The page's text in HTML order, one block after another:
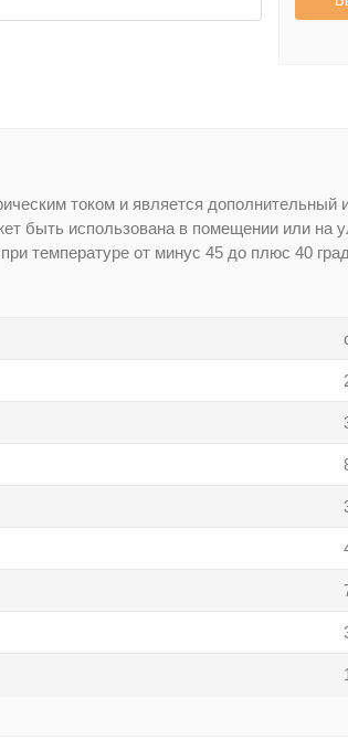
током и является
быть использована в помещении или на
температуре от минус 45 до плюс 40